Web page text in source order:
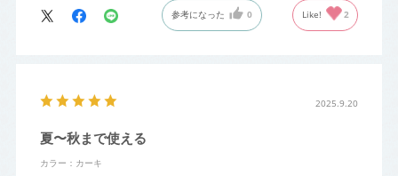
参考になった 0 Like! 2
2025.9.20
夏〜秋まで使える
カラー：カーキ